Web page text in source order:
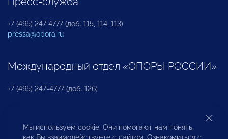
+7 (495) 247 4777 (доб. 115, 114, 113)
pressa@opora.ru
Международный отдел «ОПОРЫ РОССИИ»
+7 (495) 247-4777 (доб. 126)
Бюро по защите прав предпринимателей и
инвесторов
Мы используем cookie. Они помогают нам понять,
как Вы взаимодействуете с сайтом. Ознакомиться с